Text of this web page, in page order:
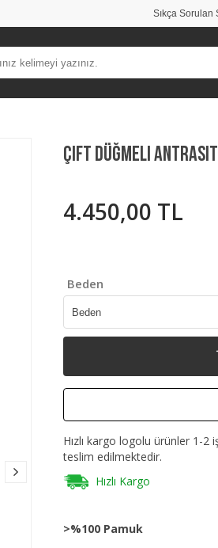
Sıkça Sorulan
Çift Düğmeli Antrasit
4.450,00 TL
Beden
Hızlı kargo logolu ürünler 1-
teslim edilmektedir.
Hızlı Kargo
>%100 Pamuk